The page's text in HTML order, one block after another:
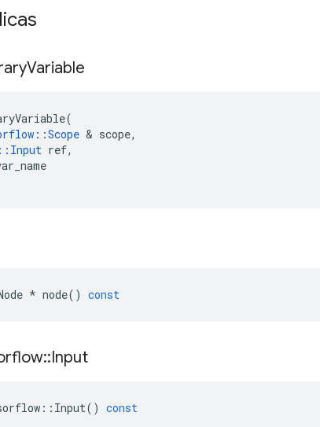
Variable
(
::Scope & scope,
:: Input ref,
* node() const
::Input
:: Input() const